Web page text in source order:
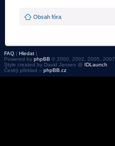
Obsah fóra
FAQ | Hledat |
Powered by phpBB © 2000, 2002, 2005,
Style created by David Jansen @ IDLaunch
Český překlad – phpBB.cz